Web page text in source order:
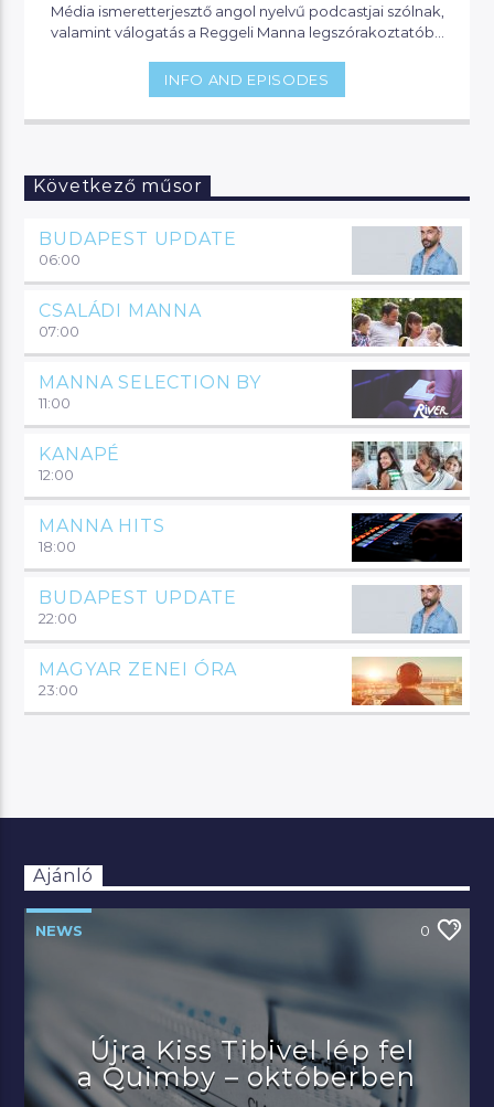
Média ismeretterjesztő angol nyelvű podcastjai szólnak,
valamint válogatás a Reggeli Manna legszórakoztatóbb
INFO AND EPISODES
Következő műsor
BUDAPEST UPDATE
06:00
CSALÁDI MANNA
07:00
MANNA SELECTION BY
11:00
KANAPÉ
12:00
MANNA HITS
18:00
BUDAPEST UPDATE
22:00
MAGYAR ZENEI ÓRA
23:00
Ajánló
NEWS 0
Újra Kiss Tibivel lép fel
a Quimby – októberben